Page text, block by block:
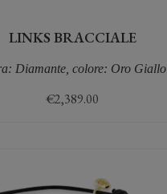
LINKS BRACCIALE
Diamante, colore: Oro Giallo
€2,389.00